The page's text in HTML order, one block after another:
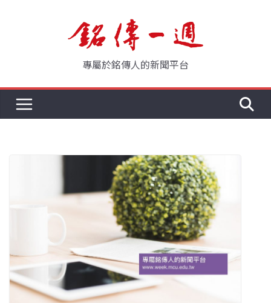
專屬於銘傳人的新聞平台